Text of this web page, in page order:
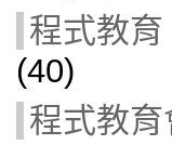
程式教育
(40)
程式教育